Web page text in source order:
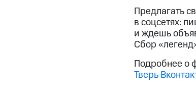
Предлагать
в соцсетях:
и ждешь
Сбор
Подробнее о
Тверь